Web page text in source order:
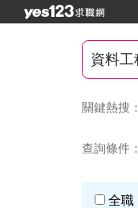
關鍵熱搜：
查詢條件：
全職